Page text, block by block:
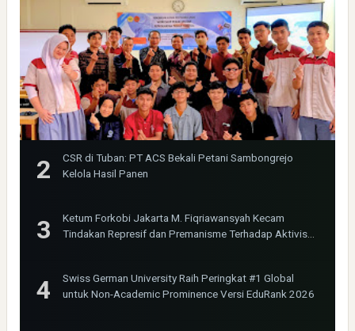
CSR di Tuban: PT ACS Bekali Petani Sambongrejo
Kelola Hasil Panen
Ketum Forkobi Jakarta M. Fiqriawansyah Kecam
Tindakan Represif dan Premanisme Terhadap Aktivis
Swiss German University Raih Peringkat #1 Global
untuk Non-Academic Prominence Versi EduRank 2026